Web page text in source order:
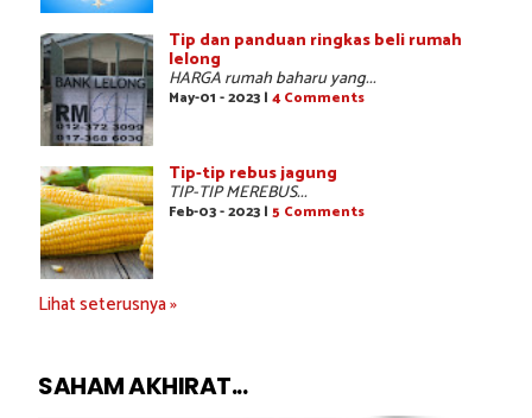
Tip dan panduan ringkas beli rumah
lelong
HARGA rumah baharu yang...
May-01 - 2023 | 4 Comments
Tip-tip rebus jagung
TIP-TIP MEREBUS...
Feb-03 - 2023 | 5 Comments
Lihat seterusnya »
SAHAM AKHIRAT...